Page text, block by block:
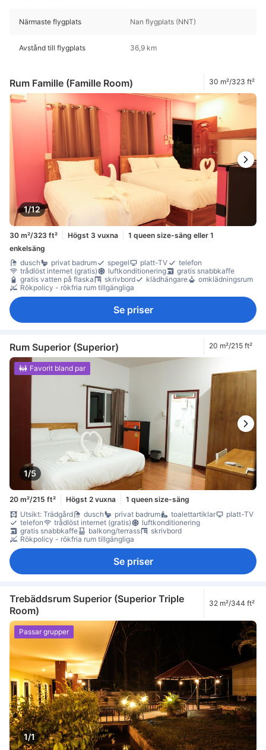
Närmaste flygplats Nan flygplats (NNT)
Avstånd till flygplats 36,9 km
Rum Famille (Famille Room) 30 m²/323 ft²
1/12
30 m²/323 ft² Högst 3 vuxna
1 queen size-säng eller 1
enkelsäng
dusch
privat badrum spegel platt-TV
telefon
trådlöst internet (gratis)
luftkonditionering
gratis snabbkaffe
gratis vatten på flaska
skrivbord klädhängare
omklädningsrum
Rökpolicy - rökfria rum tillgängliga
Se priser
Rum Superior (Superior) 20 m²/215 ft²
1/5
Favorit bland par
20 m²/215 ft² Högst 2 vuxna
1 queen size-säng
Utsikt: Trädgård
dusch privat badrum toalettartiklar
platt-TV
telefon
trådlöst internet (gratis)
luftkonditionering
gratis snabbkaffe
balkong/terrass
skrivbord
Rökpolicy - rökfria rum tillgängliga
Se priser
Trebäddsrum Superior (Superior Triple
Room)
32 m²/344 ft²
1/1
Passar grupper